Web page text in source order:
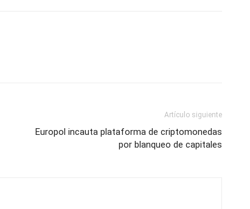
Artículo siguiente
Europol incauta plataforma de criptomonedas
por blanqueo de capitales